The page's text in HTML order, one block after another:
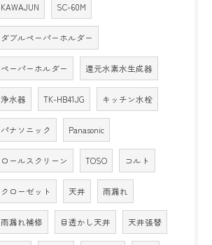
KAWAJUN SC-60M
ダブルペーパーホルダー
ペーパーホルダー 還元水素水生成器
浄水器 TK-HB41JG キッチン水栓
パナソニック Panasonic
ロールスクリーン TOSO コルト
クローゼット 天井 雨漏れ
雨漏れ補修 目透かし天井 天井張替